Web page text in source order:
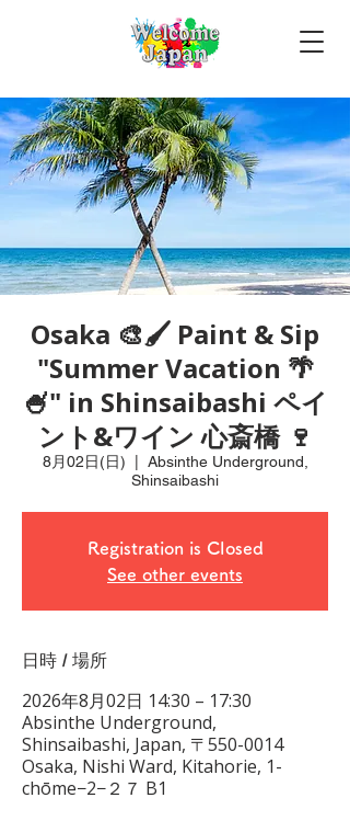
Osaka 🎨🖌 Paint & Sip
"Summer Vacation 🌴
🍧" in Shinsaibashi ペイ
ント&ワイン 心斎橋 🍷
8月02日(日)
Absinthe Underground,
Shinsaibashi
Registration is Closed
See other events
日時 / 場所
2026年8月02日 14:30 – 17:30
Absinthe Underground,
Shinsaibashi, Japan, 〒550-0014
Osaka, Nishi Ward, Kitahorie, 1-
chōme−2−２７ B1